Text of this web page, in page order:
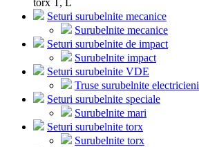
torx T, L
Seturi surubelnite mecanice
Surubelnite mecanice
Seturi surubelnite de impact
Surubelnite impact
Seturi surubelnite VDE
Truse surubelnite electricieni
Seturi surubelnite speciale
Surubelnite mari
Seturi surubelnite torx
Surubelnite torx